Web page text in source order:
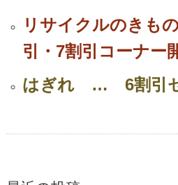
リサイクルのき
引・7割引コーナー
はぎれ … 6割引セ